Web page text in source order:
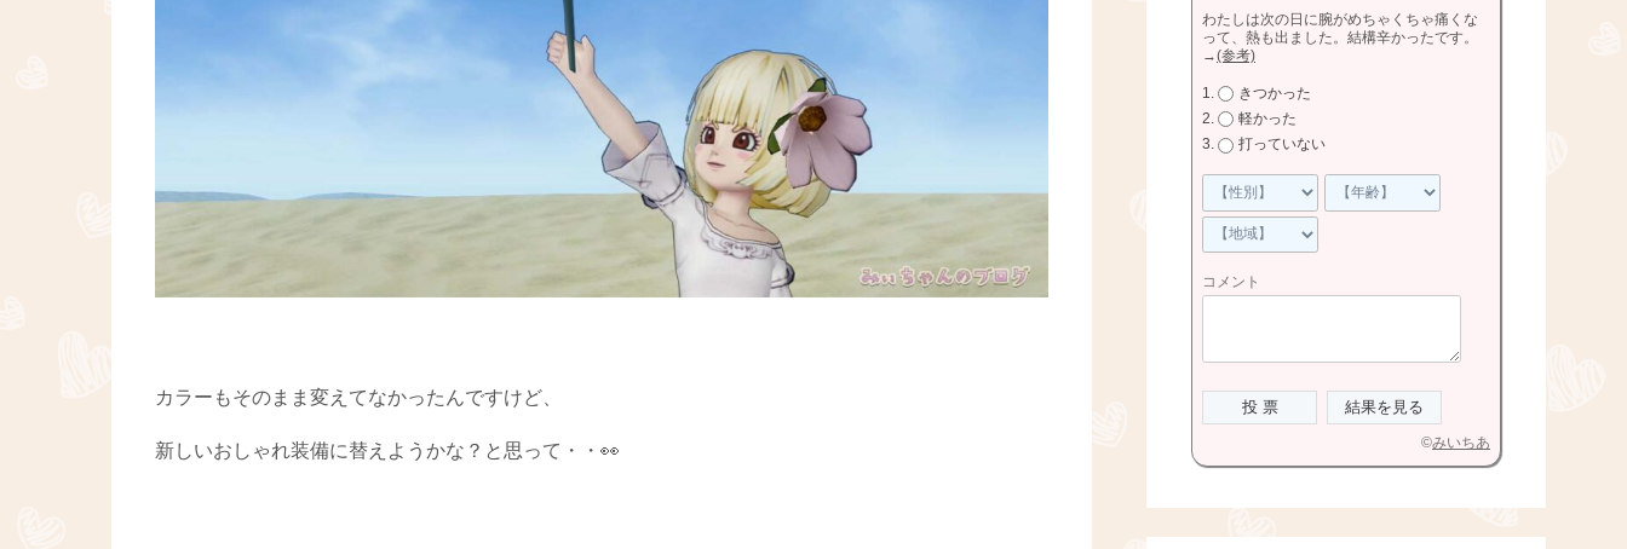
カラーもそのまま変えてなかったんですけど、
新しいおしゃれ装備に替えようかな？と思って・・👀
わたしは次の日に腕がめちゃくちゃ痛くな
って、熱も出ました。結構辛かったです。
→(参考)
きつかった
軽かった
打っていない
コメント
©みいちあ